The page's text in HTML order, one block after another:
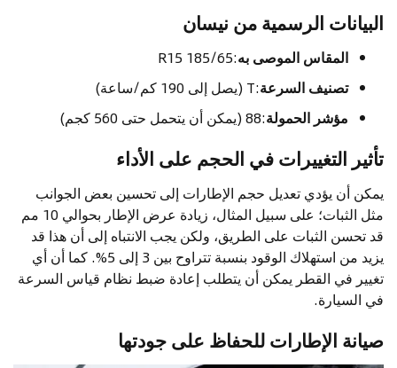
البيانات الرسمية من نيسان
المقاس الموصى به:185/65 R15
تصنيف السرعة:T (يصل إلى 190 كم/ساعة)
مؤشر الحمولة:88 (يمكن أن يتحمل حتى 560 كجم)
تأثير التغييرات في الحجم على الأداء
يمكن أن يؤدي تعديل حجم الإطارات إلى تحسين بعض الجوانب
مثل الثبات؛ على سبيل المثال، زيادة عرض الإطار بحوالي 10 مم
قد تحسن الثبات على الطريق، ولكن يجب الانتباه إلى أن هذا قد
يزيد من استهلاك الوقود بنسبة تتراوح بين 3 إلى 5%. كما أن أي
تغيير في القطر يمكن أن يتطلب إعادة ضبط نظام قياس السرعة
في السيارة.
صيانة الإطارات للحفاظ على جودتها